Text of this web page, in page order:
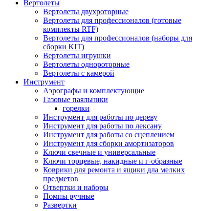
Вертолеты
Вертолеты двухроторные
Вертолеты для профессионалов (готовые
комплекты RTF)
Вертолеты для профессионалов (наборы для
сборки KIT)
Вертолеты игрушки
Вертолеты однороторные
Вертолеты с камерой
Инструмент
Аэрографы и комплектующие
Газовые паяльники
горелки
Инструмент для работы по дереву
Инструмент для работы по лексану
Инструмент для работы со сцеплением
Инструмент для сборки амортизаторов
Ключи свечные и универсальные
Ключи торцевые, накидные и г-образные
Коврики для ремонта и ящики дла мелких
предметов
Отвертки и наборы
Помпы ручные
Развертки